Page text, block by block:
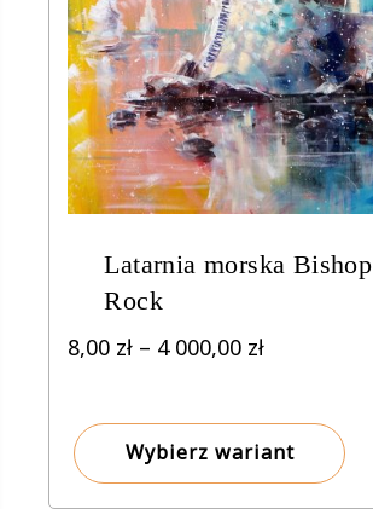
Latarnia morska Bishop
Rock
8,00 zł – 4 000,00 złZakres
8,00 zł
do
Wybierz wariant